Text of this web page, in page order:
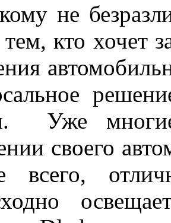
не
кто хочет
Уже многие
своего
всего,